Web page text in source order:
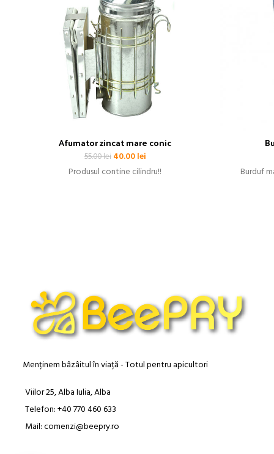
Afumator zincat mare conic
55.00lei Prețul
inițial
a
40.00leiPrețul
curent
este:
Produsul contine cilindru!! Burduf
Menținem bâzâitul în viață - Totul pentru apicultori
Viilor 25, Alba Iulia, Alba
Telefon: +40 770 460 633
Mail: comenzi@beepry.ro